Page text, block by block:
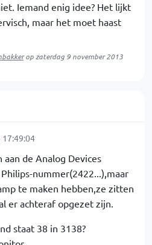
Iemand enig idee? Het lijkt
maar het moet haast
opzaterdag 9 november 2013
de Analog Devices
nummer(2422...),maar
te maken hebben,ze zitten
er achteraf opgezet zijn.
staat 38 in 3138?